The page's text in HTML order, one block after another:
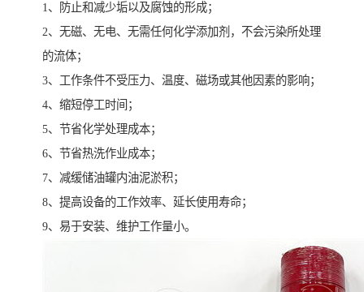
1、防止和减少垢以及腐蚀的形成；
2、无磁、无电、无需任何化学添加剂，不会污染所处理
的流体；
3、工作条件不受压力、温度、磁场或其他因素的影响；
4、缩短停工时间；
5、节省化学处理成本；
6、节省热洗作业成本；
7、减缓储油罐内油泥淤积；
8、提高设备的工作效率、延长使用寿命；
9、易于安装、维护工作量小。